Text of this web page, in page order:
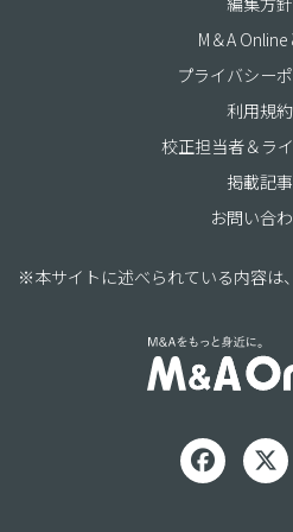
M＆A
プライバシー
利用規約
校正担当者＆ラ
掲載記事
お問い合
※本サイトに述べられている内容は